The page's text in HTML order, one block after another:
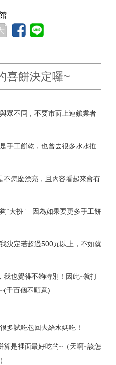
喜餅決定囉~
眾不同，不要市面上連鎖業者
手工餅乾，也曾去很多水水推
不怎麼漂亮，且內容看起來會有
“大扮”，因為如果要更多手工餅
決定若超過500元以上，不如就
我也覺得不夠特別！因此~就打
千百個不願意)
多試吃包回去給水媽吃！
算是裡面最好吃的~（天啊~該怎